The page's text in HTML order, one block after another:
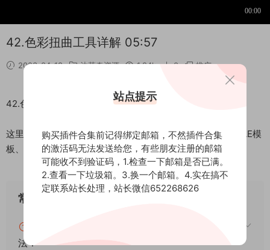
42.色彩扭曲工具详解 05:57
2023-04-18 达芬奇资源 1.24k 0 推广
42.色彩扭曲工具详解 05:57介绍
这里是后期屋资源站，欢迎您来后期屋下载影视后期资源（AE模
板、PR模板、音视频频素材各种插件等）
常见问题
法！
站点提示
购买插件合集前记得绑定邮箱，不然插件合集
的激活码无法发送给您，有些朋友注册的邮箱
可能收不到验证码，1.检查一下邮箱是否已满。
2.查看一下垃圾箱。3.换一个邮箱。4.实在搞不
定联系站长处理，站长微信652268626